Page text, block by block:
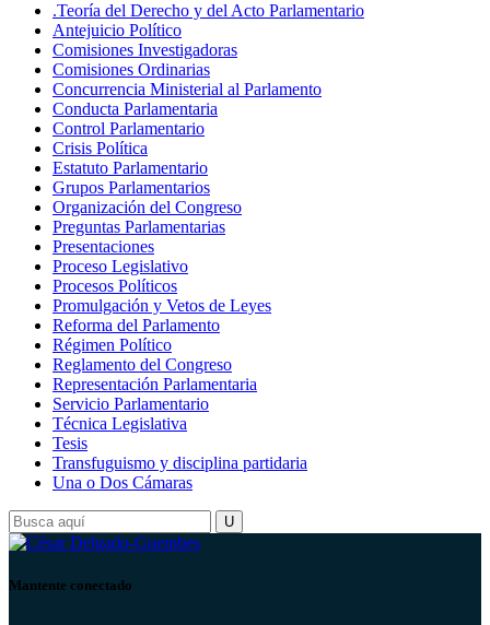
.Teoría del Derecho y del Acto Parlamentario
Antejuicio Político
Comisiones Investigadoras
Comisiones Ordinarias
Concurrencia Ministerial al Parlamento
Conducta Parlamentaria
Control Parlamentario
Crisis Política
Estatuto Parlamentario
Grupos Parlamentarios
Organización del Congreso
Preguntas Parlamentarias
Presentaciones
Proceso Legislativo
Procesos Políticos
Promulgación y Vetos de Leyes
Reforma del Parlamento
Régimen Político
Reglamento del Congreso
Representación Parlamentaria
Servicio Parlamentario
Técnica Legislativa
Tesis
Transfuguismo y disciplina partidaria
Una o Dos Cámaras
Mantente conectado